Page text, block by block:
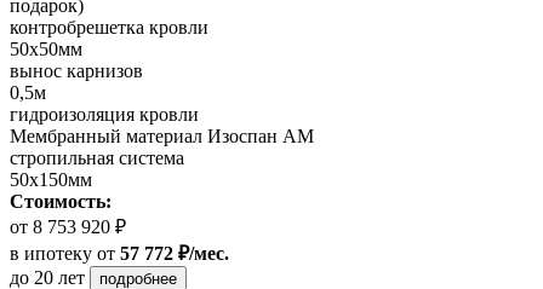
подарок)
контробрешетка кровли
50х50мм
вынос карнизов
0,5м
гидроизоляция кровли
Мембранный материал Изоспан АМ
стропильная система
50х150мм
Стоимость:
от 8 753 920 ₽
в ипотеку от 57 772 ₽/мес.
до 20 лет
подробнее